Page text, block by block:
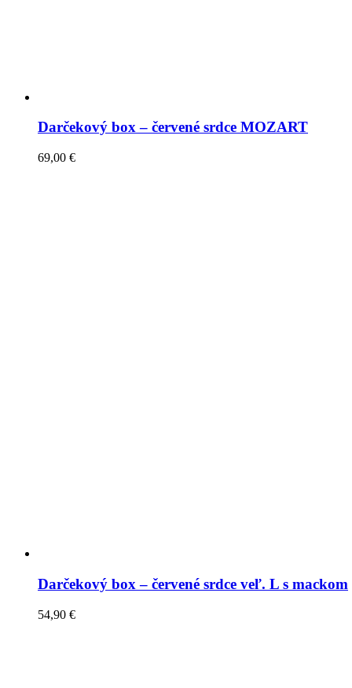
Darčekový box – červené srdce MOZART
69,00 €
Darčekový box – červené srdce veľ. L s mackom
54,90 €